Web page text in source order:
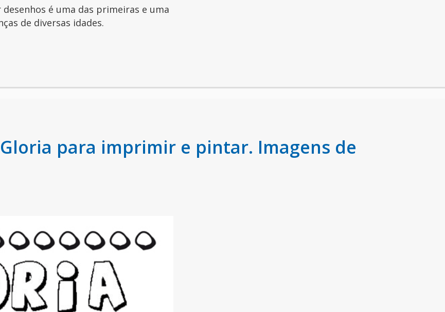
é uma das primeiras e uma
de diversas idades.
para imprimir e pintar. Imagens de